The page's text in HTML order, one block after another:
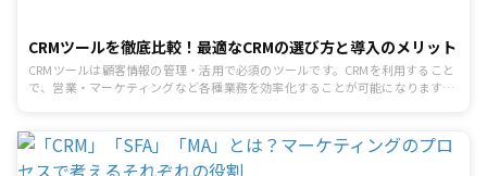
CRMツールを徹底比較！最適なCRMの選び方と導入のメリット
CRMツールは顧客情報の管理・活用で必須のツールです。CRMを利用すること
で、営業・マーケティングなど各種業務を効率化することが可能になります。